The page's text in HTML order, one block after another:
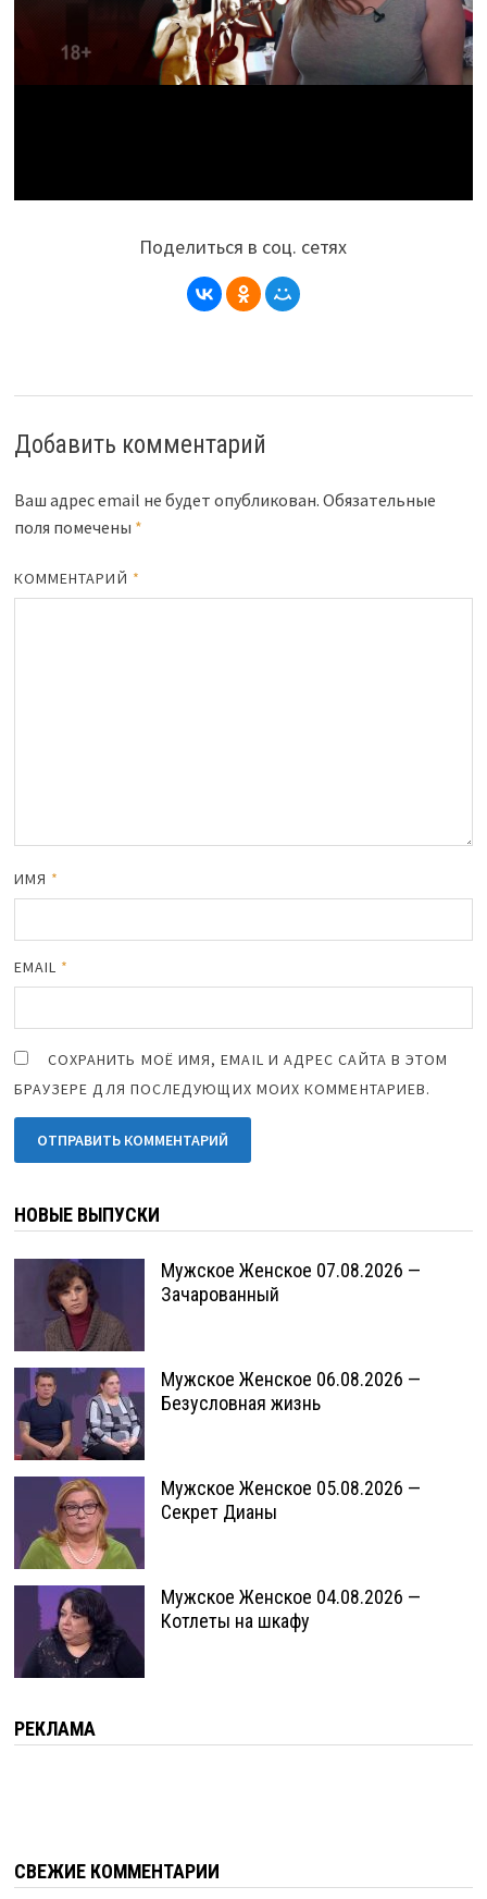
Поделиться в соц. сетях
Добавить комментарий
Ваш адрес email не будет опубликован. Обязательные
поля помечены *
КОММЕНТАРИЙ *
ИМЯ *
EMAIL *
СОХРАНИТЬ МОЁ ИМЯ, EMAIL И АДРЕС САЙТА В ЭТОМ
БРАУЗЕРЕ ДЛЯ ПОСЛЕДУЮЩИХ МОИХ КОММЕНТАРИЕВ.
НОВЫЕ ВЫПУСКИ
Мужское Женское 07.08.2026 —
Зачарованный
Мужское Женское 06.08.2026 —
Безусловная жизнь
Мужское Женское 05.08.2026 —
Секрет Дианы
Мужское Женское 04.08.2026 —
Котлеты на шкафу
РЕКЛАМА
СВЕЖИЕ КОММЕНТАРИИ